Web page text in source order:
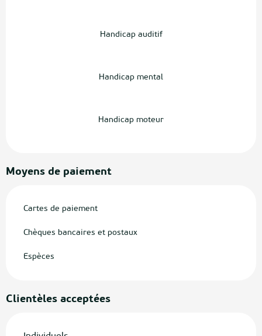
Handicap auditif
Handicap mental
Handicap moteur
Moyens de paiement
Cartes de paiement
Chèques bancaires et postaux
Espèces
Clientèles acceptées